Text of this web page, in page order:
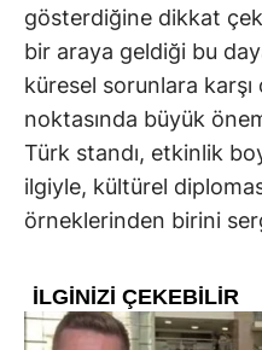
gösterdiğine dikkat
bir araya geldiği bu
küresel sorunlara
noktasında büyük önem
Türk standı, etkinlik
ilgiyle, kültürel
örneklerinden birini